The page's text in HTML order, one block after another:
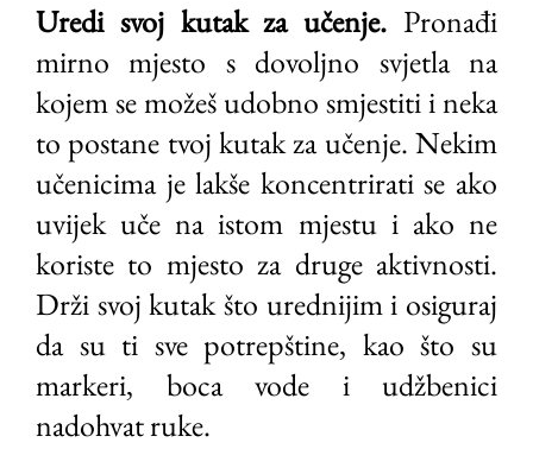
Uredi svoj kutak za učenje. Pronađi
mirno mjesto s dovoljno svjetla na
kojem se možeš udobno smjestiti i neka
to postane tvoj kutak za učenje. Nekim
učenicima je lakše koncentrirati se ako
uvijek uče na istom mjestu i ako ne
koriste to mjesto za druge aktivnosti.
Drži svoj kutak što urednijim i osiguraj
da su ti sve potrepštine, kao što su
markeri, boca vode i udžbenici
nadohvat ruke.